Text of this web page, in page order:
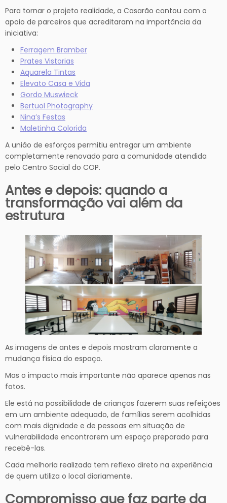
Para tornar o projeto realidade, a Casarão contou com o
apoio de parceiros que acreditaram na importância da
iniciativa:
Ferragem Bramber
Prates Vistorias
Aquarela Tintas
Elevato Casa e Vida
Gordo Muswieck
Bertuol Photography
Nina’s Festas
Maletinha Colorida
A união de esforços permitiu entregar um ambiente
completamente renovado para a comunidade atendida
pelo Centro Social do COP.
Antes e depois: quando a
transformação vai além da
estrutura
As imagens de antes e depois mostram claramente a
mudança física do espaço.
Mas o impacto mais importante não aparece apenas nas
fotos.
Ele está na possibilidade de crianças fazerem suas refeições
em um ambiente adequado, de famílias serem acolhidas
com mais dignidade e de pessoas em situação de
vulnerabilidade encontrarem um espaço preparado para
recebê-las.
Cada melhoria realizada tem reflexo direto na experiência
de quem utiliza o local diariamente.
Compromisso que faz parte da